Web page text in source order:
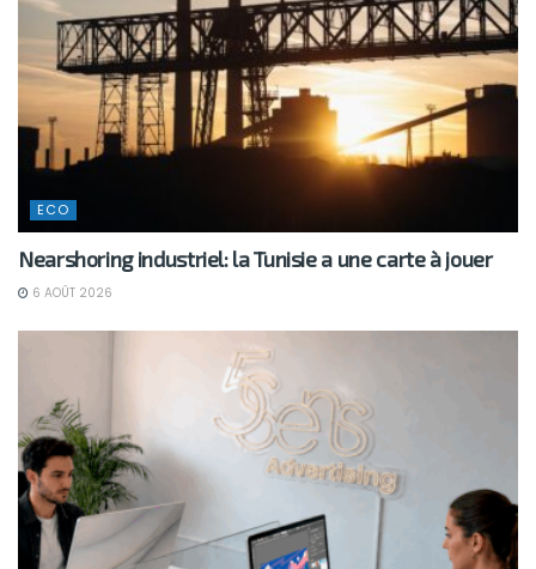
ECO
Nearshoring industriel: la Tunisie a une carte à jouer
6 AOÛT 2026